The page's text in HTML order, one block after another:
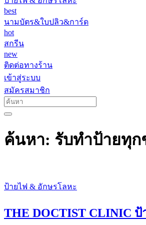
best
นามบัตร&ใบปลิว&การ์ด
hot
สกรีน
new
ติดต่อทางร้าน
เข้าสู่ระบบ
สมัครสมาชิก
ค้นหา: รับทำป้ายทุ
ป้ายไฟ & อักษรโลหะ
THE DOCTIST CLINIC